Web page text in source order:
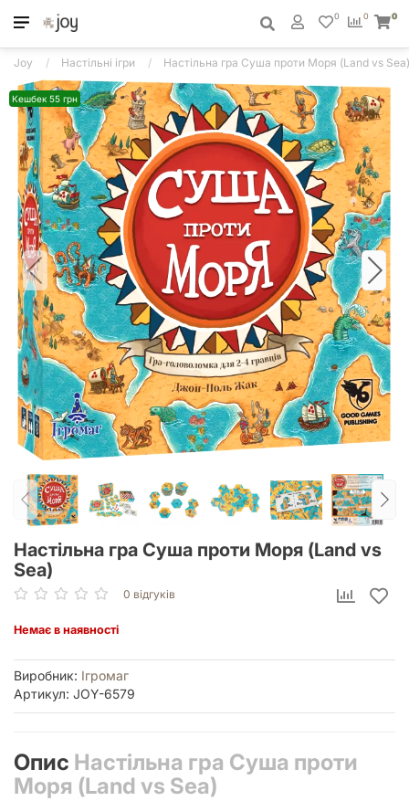
0
0 0
Joy Настільні ігри Настільна гра Суша проти Моря (Land vs Sea)
Кешбек 55 грн
Настільна гра Суша проти Моря (Land vs
Sea)
0 відгуків
Немає в наявності
Виробник: Ігромаг
Артикул: JOY-6579
Опис Настільна гра Суша проти
Моря (Land vs Sea)